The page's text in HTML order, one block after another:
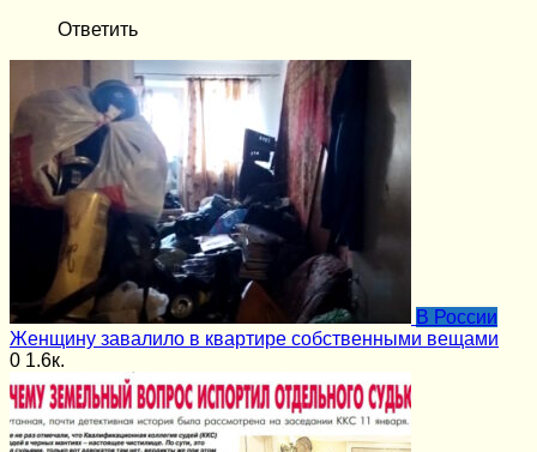
Ответить
В России
Женщину завалило в квартире собственными вещами
0 1.6к.